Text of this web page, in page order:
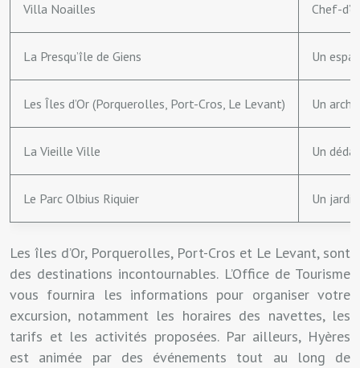
Villa Noailles Chef-
La Presqu’île de Giens Un
Les Îles d’Or (Porquerolles, Port-Cros, Le Levant) Un
La Vieille Ville Un
Le Parc Olbius Riquier Un
Les îles d’Or, Porquerolles, Port-Cros et Le Levant, sont
des destinations incontournables. L’Office de Tourisme
vous fournira les informations pour organiser votre
excursion, notamment les horaires des navettes, les
tarifs et les activités proposées. Par ailleurs, Hyères
est animée par des événements tout au long de